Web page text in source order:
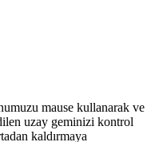
mause kullanarak ve
uzay geminizi kontrol
kaldırmaya